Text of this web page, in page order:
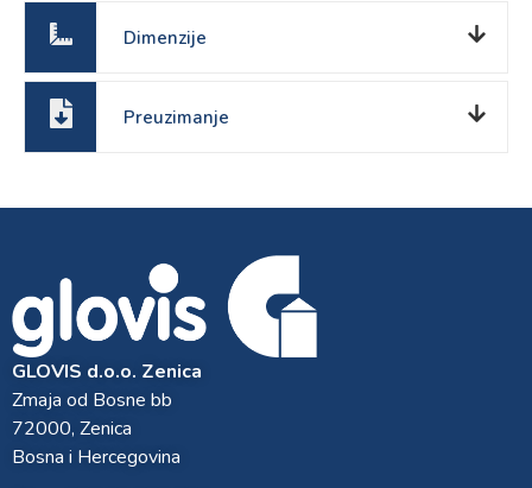
Dimenzije
Preuzimanje
GLOVIS d.o.o. Zenica
Zmaja od Bosne bb
72000, Zenica
Bosna i Hercegovina